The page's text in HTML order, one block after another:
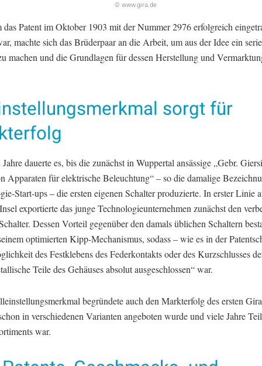
© www.gira.de
das Patent im Oktober 1903 mit der Nummer 2976 erfolgreich
machte sich das Brüderpaar an die Arbeit, um aus der Idee ein
machen und die Grundlagen für dessen Herstellung und
sorgt für
dauerte es, bis die zunächst in Wuppertal ansässige „Gebr.
Apparaten für elektrische Beleuchtung“ – so die damalige
Start-ups – die ersten eigenen Schalter produzierte. In erster Linie
exportierte das junge Technologieunternehmen zunächst den
Dessen Vorteil gegenüber den damals üblichen Schaltern
optimierten Kipp-Mechanismus, sodass – wie es in der
des Festklebens des Federkontakts oder des Kurzschlusses
Teile des Gehäuses absolut ausgeschlossen“ war.
begründete auch den Markterfolg des ersten
in verschiedenen Varianten angeboten wurde und viele Jahre
war.